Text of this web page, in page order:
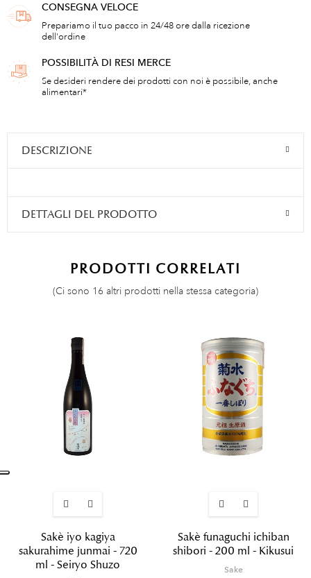
CONSEGNA VELOCE
Prepariamo il tuo pacco in 24/48 ore dalla ricezione
dell'ordine
POSSIBILITÀ DI RESI MERCE
Se desideri rendere dei prodotti con noi è possibile, anche
alimentari*
DESCRIZIONE
DETTAGLI DEL PRODOTTO
PRODOTTI CORRELATI
(Ci sono 16 altri prodotti nella stessa categoria)
Sakè iyo kagiya
sakurahime junmai - 720
ml - Seiryo Shuzo
Sakè funaguchi ichiban
shibori - 200 ml - Kikusui
Sake